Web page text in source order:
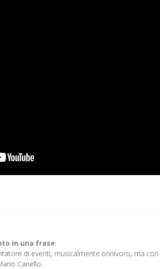
in una frase:
di eventi, musicalmente onnivoro, ma con
Canello.